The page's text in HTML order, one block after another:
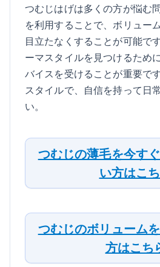
つむじはげは多くの方が悩む
を利用することで、ボリュー
目立たなくすることが可能で
ーマスタイルを見つけるため
バイスを受けることが重要で
スタイルで、自信を持って日
い。
つむじの薄毛を今す
い方はこ
つむじのボリューム
方はこち